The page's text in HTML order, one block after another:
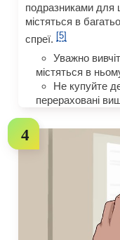
подразниками для
містяться в
спреї.[5]
Уважно
містяться в
Не купуйте
перераховані